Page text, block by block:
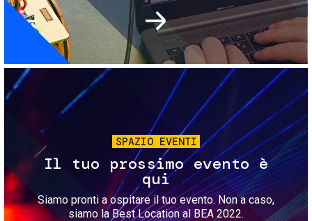
Immagine
SPAZIO EVENTI
Il tuo prossimo evento è
qui
Siamo pronti a ospitare il tuo evento. Non a caso,
siamo la Best Location al BEA 2022.